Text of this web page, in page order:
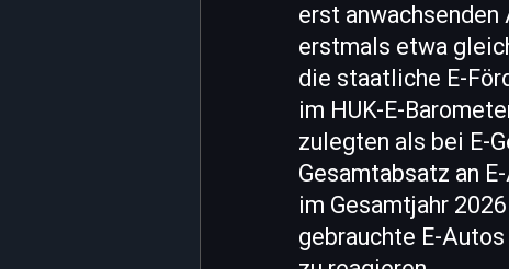
erst anwachsenden
erstmals etwa
die staatliche E-
im HUK-E-
zulegten als bei E-
Gesamtabsatz an
im Gesamtjahr
gebrauchte E-